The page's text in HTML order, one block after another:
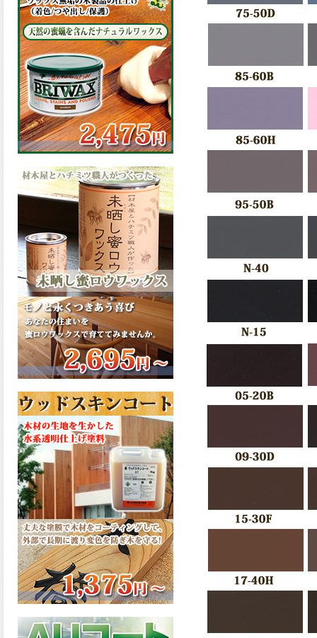
の表面効果により優れた低汚
染性を発揮、エスケープレミ
アム無機ルーフが新しく販売
開始致しました。ご購入はこ
ちらから。
2026.03.09
ハケ塗りでの伸びが良く作業
性と仕上がりに優れた合成樹
脂調合ペイント、SDホルスF4
が新しく販売開始致しまし
た。ご購入はこちらから。
2026.03.06
ファインウレタンの使いやす
さで、低汚染形。塗料用シン
ナーで希釈できる、使いやす
さを追求したウレタン樹脂エ
ナメル、低汚染形ファインウ
レタンU100が新しく販売開始
致しました。ご購入はこちら
から。
2026.03.05
ファインウレタンの使いやす
さで、弾性形。塗料用シンナ
ーで希釈できる、使いやすさ
を追求したウレタン樹脂エナ
メル、弾性ファインウレタン
した。ご購入はこちらから。
2026.03.04
長年ご愛顧いただいている
「ラッカー塗料」に抗ウイル
ス機能を追加しバージョンア
ップ、UAV-78700 クリヤーラ
ッカー・ハイフラットが新し
く販売開始致しました。ご購
入はこちらから。
2026.03.03
木の素材感はそのまま活か
し、汚れや日焼け・黄ばみを
防ぐことができる、白木肌2が
新しく販売開始致しました。
2026.03.03